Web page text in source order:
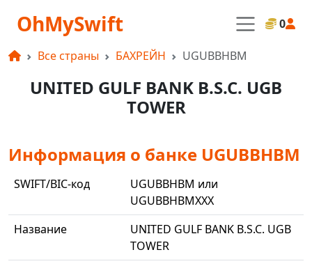
OhMySwift 0
Все страны БАХРЕЙН UGUBBHBM
UNITED GULF BANK B.S.C. UGB
TOWER
Информация о банке UGUBBHBM
SWIFT/BIC-код
UGUBBHBM или
UGUBBHBMXXX
Название
UNITED GULF BANK B.S.C. UGB
TOWER